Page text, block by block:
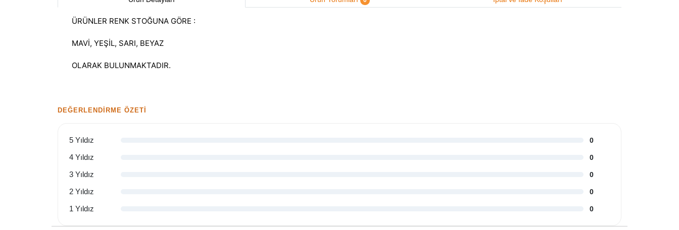
ÜRÜNLER RENK STOĞUNA GÖRE :
MAVİ, YEŞİL, SARI, BEYAZ
OLARAK BULUNMAKTADIR.
DEĞERLENDIRME ÖZETI
5 Yıldız 0
4 Yıldız 0
3 Yıldız 0
2 Yıldız 0
1 Yıldız 0